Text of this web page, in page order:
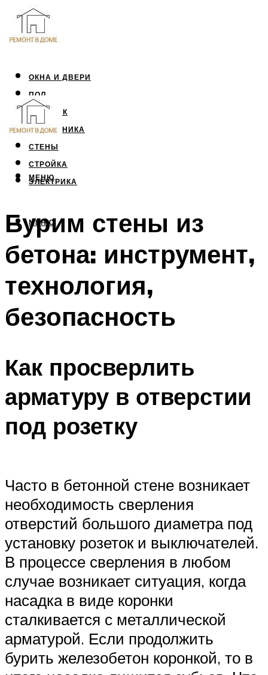
ОКНА И ДВЕРИ
ПОЛ
ПОТОЛОК
САНТЕХНИКА
СТЕНЫ
СТРОЙКА
ЭЛЕКТРИКА
МЕНЮ
МЕНЮ
Бурим стены из
бетона: инструмент,
технология,
безопасность
Как просверлить
арматуру в отверстии
под розетку
Часто в бетонной стене возникает
необходимость сверления
отверстий большого диаметра под
установку розеток и выключателей.
В процессе сверления в любом
случае возникает ситуация, когда
насадка в виде коронки
сталкивается с металлической
арматурой. Если продолжить
бурить железобетон коронкой, то в